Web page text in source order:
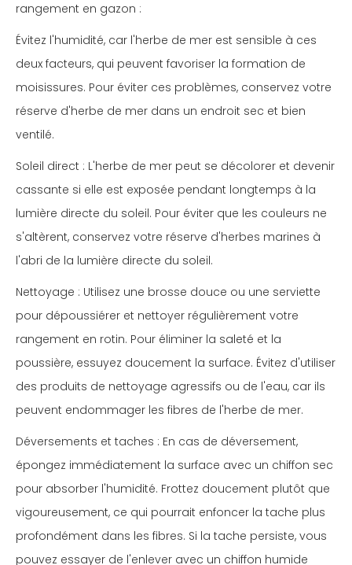
rangement en gazon :
Évitez l'humidité, car l'herbe de mer est sensible à ces
deux facteurs, qui peuvent favoriser la formation de
moisissures. Pour éviter ces problèmes, conservez votre
réserve d'herbe de mer dans un endroit sec et bien
ventilé.
Soleil direct : L'herbe de mer peut se décolorer et devenir
cassante si elle est exposée pendant longtemps à la
lumière directe du soleil. Pour éviter que les couleurs ne
s'altèrent, conservez votre réserve d'herbes marines à
l'abri de la lumière directe du soleil.
Nettoyage : Utilisez une brosse douce ou une serviette
pour dépoussiérer et nettoyer régulièrement votre
rangement en rotin. Pour éliminer la saleté et la
poussière, essuyez doucement la surface. Évitez d'utiliser
des produits de nettoyage agressifs ou de l'eau, car ils
peuvent endommager les fibres de l'herbe de mer.
Déversements et taches : En cas de déversement,
épongez immédiatement la surface avec un chiffon sec
pour absorber l'humidité. Frottez doucement plutôt que
vigoureusement, ce qui pourrait enfoncer la tache plus
profondément dans les fibres. Si la tache persiste, vous
pouvez essayer de l'enlever avec un chiffon humide